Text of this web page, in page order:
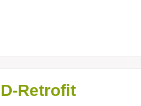
Retrofit